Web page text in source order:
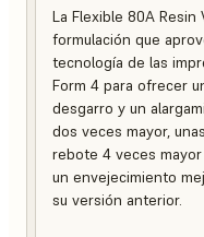
La Flexible 80A Resin
formulación que
tecnología de las
Form 4 para ofrecer
desgarro y un
dos veces mayor,
rebote 4 veces
un envejecimiento
su versión anterior.